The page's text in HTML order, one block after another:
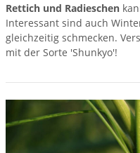
Rettich und Radieschen
Interessant sind auch
gleichzeitig schmecken.
mit der Sorte 'Shunkyo'!